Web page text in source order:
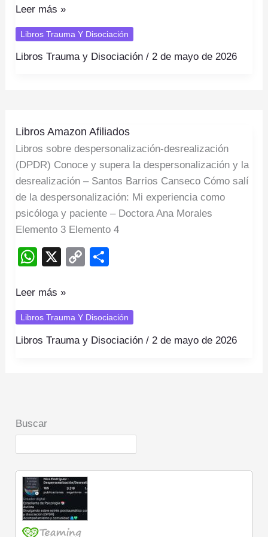
at
s
A
y
Li
e
Leer más »
Libros Trauma Y Disociación
Libros Trauma y Disociación /2 de mayo de 2026
Libros Amazon Afiliados
Libros sobre despersonalización-desrealización
(DPDR) Conoce y supera la despersonalización y la
desrealización – Santos Barrios Canseco Cómo salí
de la despersonalización: Mi experiencia como
psicóloga y paciente – Doctora Ana Morales
Elemento 3 Elemento 4
W
at
s
A
X
C
y
Li
e
Amazon
Afiliados
Leer más »
Libros Trauma Y Disociación
Libros Trauma y Disociación / 2 de mayo de 2026
Buscar